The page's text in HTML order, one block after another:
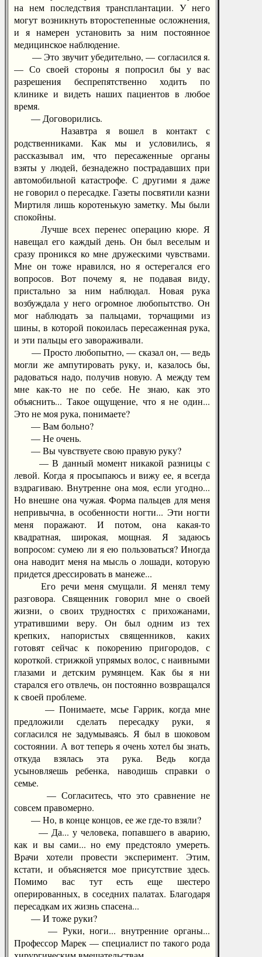
на нем последствия трансплантации. У него
могут возникнуть второстепенные осложнения,
и я намерен установить за ним постоянное
медицинское наблюдение.
— Это звучит убедительно, — согласился я.
— Со своей стороны я попросил бы у вас
разрешения беспрепятственно ходить по
клинике и видеть наших пациентов в любое
время.
— Договорились.
Назавтра я вошел в контакт с
родственниками. Как мы и условились, я
рассказывал им, что пересаженные органы
взяты у людей, безнадежно пострадавших при
автомобильной катастрофе. С другими я даже
не говорил о пересадке. Газеты посвятили казни
Миртиля лишь коротенькую заметку. Мы были
спокойны.
Лучше всех перенес операцию кюре. Я
навещал его каждый день. Он был веселым и
сразу проникся ко мне дружескими чувствами.
Мне он тоже нравился, но я остерегался его
вопросов. Вот почему я, не подавая виду,
пристально за ним наблюдал. Новая рука
возбуждала у него огромное любопытство. Он
мог наблюдать за пальцами, торчащими из
шины, в которой покоилась пересаженная рука,
и эти пальцы его завораживали.
— Просто любопытно, — сказал он, — ведь
могли же ампутировать руку, и, казалось бы,
радоваться надо, получив новую. А между тем
мне как-то не по себе. Не знаю, как это
объяснить... Такое ощущение, что я не один...
Это не моя рука, понимаете?
— Вам больно?
— Не очень.
— Вы чувствуете свою правую руку?
— В данный момент никакой разницы с
левой. Когда я просыпаюсь и вижу ее, я всегда
вздрагиваю. Внутренне она моя, если угодно...
Но внешне она чужая. Форма пальцев для меня
непривычна, в особенности ногти... Эти ногти
меня поражают. И потом, она какая-то
квадратная, широкая, мощная. Я задаюсь
вопросом: сумею ли я ею пользоваться? Иногда
она наводит меня на мысль о лошади, которую
придется дрессировать в манеже...
Его речи меня смущали. Я менял тему
разговора. Священник говорил мне о своей
жизни, о своих трудностях с прихожанами,
утратившими веру. Он был одним из тех
крепких, напористых священников, каких
готовят сейчас к покорению пригородов, с
короткой. стрижкой упрямых волос, с наивными
глазами и детским румянцем. Как бы я ни
старался его отвлечь, он постоянно возвращался
к своей проблеме.
— Понимаете, мсье Гаррик, когда мне
предложили сделать пересадку руки, я
согласился не задумываясь. Я был в шоковом
состоянии. А вот теперь я очень хотел бы знать,
откуда взялась эта рука. Ведь когда
усыновляешь ребенка, наводишь справки о
семье.
— Согласитесь, что это сравнение не
совсем правомерно.
— Но, в конце концов, ее же где-то взяли?
— Да... у человека, попавшего в аварию,
как и вы сами... но ему предстояло умереть.
Врачи хотели провести эксперимент. Этим,
кстати, и объясняется мое присутствие здесь.
Помимо вас тут есть еще шестеро
оперированных, в соседних палатах. Благодаря
пересадкам их жизнь спасена...
— И тоже руки?
— Руки, ноги... внутренние органы...
Профессор Марек — специалист по такого рода